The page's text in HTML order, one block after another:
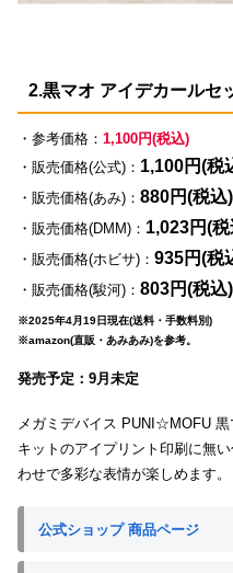
2.黒マオ アイデカールセ
・参考価格： 1,100円(税込)
・販売価格(公式)： 1,100円(税
・販売価格(あみ)： 880円(税込)
・販売価格(DMM)： 1,023円(税
・販売価格(ホビサ)： 935円(税
・販売価格(駿河)： 803円(税込)
※2025年4月19日現在(送料・手数料別)
※amazon(直販・あみあみ)を参考。
発売予定：9月未定
メガミデバイス PUNI☆MOFU 黒
キットのアイプリント印刷に無
わせで多彩な表情が楽しめます。
公式ショップ 商品ページ